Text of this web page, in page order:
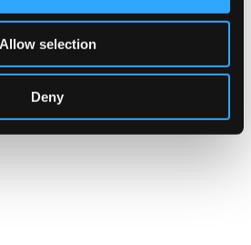
Allow selection
Deny